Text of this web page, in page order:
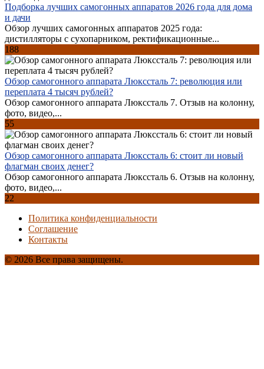
Подборка лучших самогонных аппаратов 2026 года для дома
и дачи
Обзор лучших самогонных аппаратов 2025 года:
дистилляторы с сухопарником, ректификационные...
188
Обзор самогонного аппарата Люкссталь 7: революция или
переплата 4 тысяч рублей?
Обзор самогонного аппарата Люкссталь 7. Отзыв на колонну,
фото, видео,...
55
Обзор самогонного аппарата Люкссталь 6: стоит ли новый
флагман своих денег?
Обзор самогонного аппарата Люкссталь 6. Отзыв на колонну,
фото, видео,...
22
Политика конфиденциальности
Соглашение
Контакты
© 2026 Все права защищены.